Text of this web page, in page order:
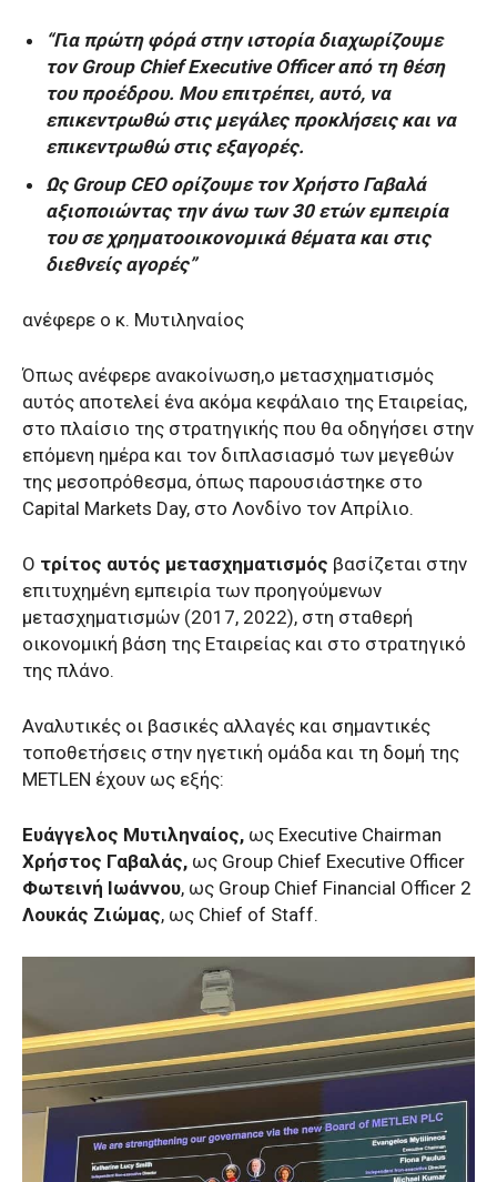
“Για πρώτη φόρά στην ιστορία διαχωρίζουμε
τον Group Chief Executive Officer από τη θέση
του προέδρου. Μου επιτρέπει, αυτό, να
επικεντρωθώ στις μεγάλες προκλήσεις και να
επικεντρωθώ στις εξαγορές.
Ως Group CEO ορίζουμε τον Χρήστο Γαβαλά
αξιοποιώντας την άνω των 30 ετών εμπειρία
του σε χρηματοοικονομικά θέματα και στις
διεθνείς αγορές”
ανέφερε ο κ. Μυτιληναίος
Όπως ανέφερε ανακοίνωση,ο μετασχηματισμός
αυτός αποτελεί ένα ακόμα κεφάλαιο της Εταιρείας,
στο πλαίσιο της στρατηγικής που θα οδηγήσει στην
επόμενη ημέρα και τον διπλασιασμό των μεγεθών
της μεσοπρόθεσμα, όπως παρουσιάστηκε στο
Capital Markets Day, στο Λονδίνο τον Απρίλιο.
Ο τρίτος αυτός μετασχηματισμός βασίζεται στην
επιτυχημένη εμπειρία των προηγούμενων
μετασχηματισμών (2017, 2022), στη σταθερή
οικονομική βάση της Εταιρείας και στο στρατηγικό
της πλάνο.
Αναλυτικές οι βασικές αλλαγές και σημαντικές
τοποθετήσεις στην ηγετική ομάδα και τη δομή της
METLEΝ έχουν ως εξής:
Ευάγγελος Μυτιληναίος, ως Executive Chairman
Χρήστος Γαβαλάς, ως Group Chief Executive Officer
Φωτεινή Ιωάννου, ως Group Chief Financial Officer 2
Λουκάς Ζιώμας, ως Chief of Staff.